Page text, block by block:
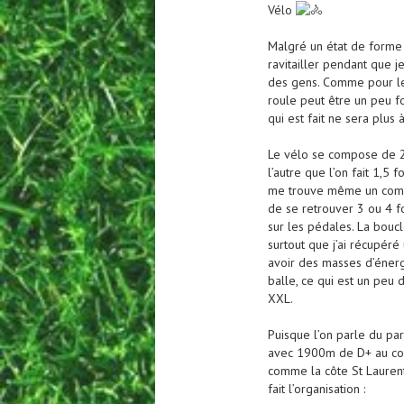
Vélo
Malgré un état de forme
ravitailler pendant que
des gens. Comme pour
roule peut être un peu
qui est fait ne sera plus
Le vélo se compose de
l’autre que l’on fait 1,5
me trouve même un
de se retrouver 3 ou 4
sur les pédales. La
surtout que j’ai
avoir des masses
balle, ce qui est un peu
XXL.
Puisque l’on parle du
avec 1900m de D+ au
comme la côte St
fait l’organisation :